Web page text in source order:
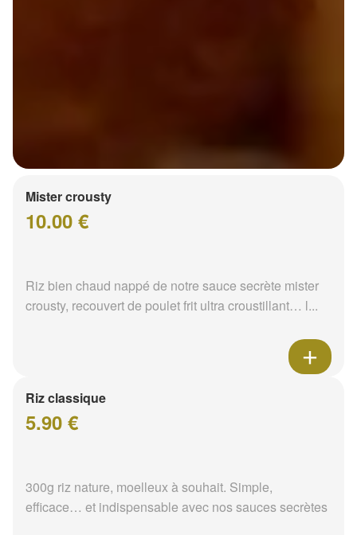
Mister crousty
10.00 €
Riz bien chaud nappé de notre sauce secrète mister
crousty, recouvert de poulet frit ultra croustillant… l...
Riz classique
5.90 €
300g riz nature, moelleux à souhait. Simple,
efficace… et indispensable avec nos sauces secrètes